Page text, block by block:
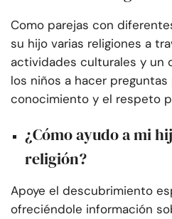
Como parejas con
su hijo varias religiones a
actividades culturales y un
los niños a hacer
conocimiento y el respeto
¿Cómo ayudo a mi
religión?
Apoye el descubrimiento
ofreciéndole información